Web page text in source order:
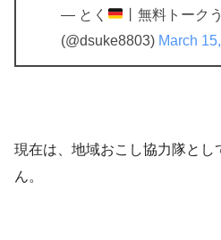
— とく
丨無料トーク
(@dsuke8803) March
現在は、地域おこし協力隊とし
ん。